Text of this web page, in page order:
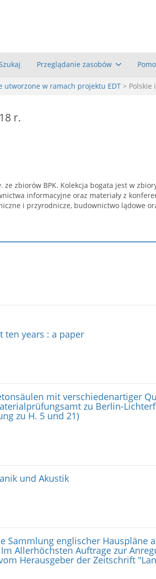
Przeglądanie zasobów
utworzone w ramach projektu EDT > Polskie
r.
ze zbiorów BPK. Kolekcja bogata jest w
informacyjne oraz materiały z
i przyrodnicze, budownictwo lądowe
ten years : a paper
mit verschiedenartiger
zu Berlin-
zu H. 5 und 21)
und Akustik
Sammlung englischer Hauspläne
Allerhöchsten Auftrage zur
Herausgeber der Zeitschrift